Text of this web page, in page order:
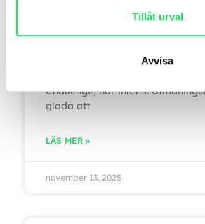
Tillåt urval
Avvisa
Twitch Health Startar
Det årliga samarbetet mellan
Challenge, har inletts.
glada att
LÄS MER »
november 13, 2025